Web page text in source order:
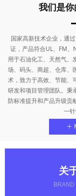
关
我们是
国家高新技术企业，通
证，产品符合UL、FM、
用于石油化工、天然气、
场、码头、商超、仓库、
术，致力于高效、节能、
研发和项目管理团队。秉
防标准提升和产品升级贡
一
ꄶ